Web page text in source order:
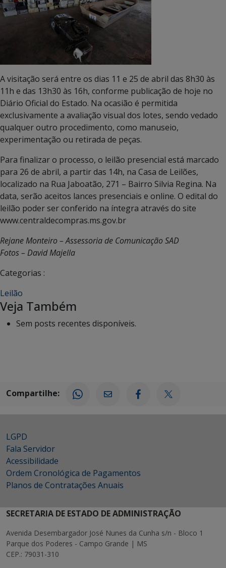
A visitação será entre os dias 11 e 25 de abril das 8h30 às
11h e das 13h30 às 16h, conforme publicação de hoje no
Diário Oficial do Estado. Na ocasião é permitida
exclusivamente a avaliação visual dos lotes, sendo vedado
qualquer outro procedimento, como manuseio,
experimentação ou retirada de peças.
Para finalizar o processo, o leilão presencial está marcado
para 26 de abril, a partir das 14h, na Casa de Leilões,
localizado na Rua Jaboatão, 271 – Bairro Silvia Regina. Na
data, serão aceitos lances presenciais e online. O edital do
leilão poder ser conferido na íntegra através do site
www.centraldecompras.ms.gov.br
Rejane Monteiro – Assessoria de Comunicação SAD
Fotos – David Majella
Categorias :
Leilão
Veja Também
Sem posts recentes disponíveis.
Compartilhe:
LGPD
Fala Servidor
Acessibilidade
Ordem Cronológica de Pagamentos
Planos de Contratações Anuais
SECRETARIA DE ESTADO DE ADMINISTRAÇÃO
Avenida Desembargador José Nunes da Cunha s/n - Bloco 1
Parque dos Poderes - Campo Grande | MS
CEP.: 79031-310